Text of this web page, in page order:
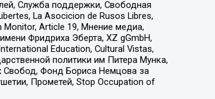
Служба поддержки, Свободная
La Asocicion de Rusos Libres,
Article 19, Мнение медиа,
Фридриха Эберта, XZ gGmbH,
Education, Cultural Vistas,
политики им Питера Мунка,
Свобод, Фонд Бориса Немцова за
Прометей, Stop Occupation of